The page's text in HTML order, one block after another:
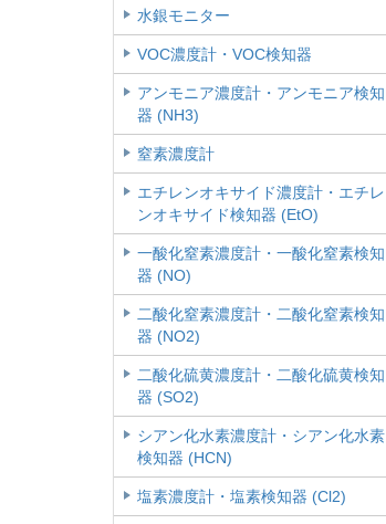
水銀モニター
VOC濃度計・VOC検知器
アンモニア濃度計・アンモニア検知
器 (NH3)
窒素濃度計
エチレンオキサイド濃度計・エチレ
ンオキサイド検知器 (EtO)
一酸化窒素濃度計・一酸化窒素検知
器 (NO)
二酸化窒素濃度計・二酸化窒素検知
器 (NO2)
二酸化硫黄濃度計・二酸化硫黄検知
器 (SO2)
シアン化水素濃度計・シアン化水素
検知器 (HCN)
塩素濃度計・塩素検知器 (Cl2)